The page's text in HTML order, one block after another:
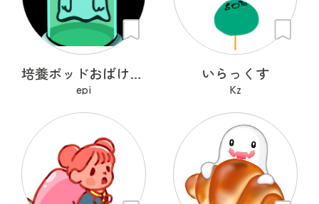
培養ポッドおばけ フライトン
epi
いらっくす
Kz